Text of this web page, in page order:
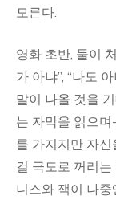
모른다.
영화 초반, 둘이
가 아냐”, “나도
말이 나올 것을
는 자막을 읽으며
를 가지지만 자
걸 극도로 꺼리
니스와 잭이 나